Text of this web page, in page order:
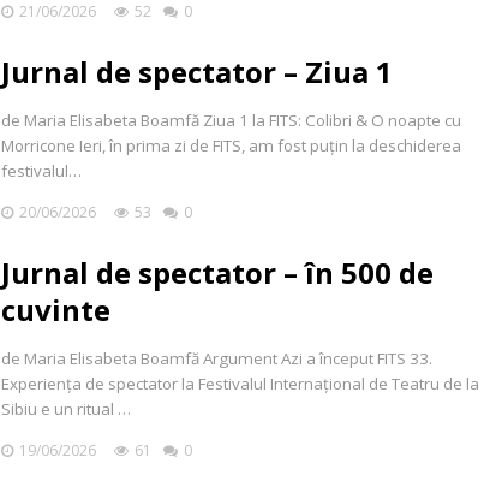
21/06/2026 52 0
Jurnal de spectator – Ziua 1
de Maria Elisabeta Boamfă Ziua 1 la FITS: Colibri & O noapte cu
Morricone Ieri, în prima zi de FITS, am fost puțin la deschiderea
festivalul…
20/06/2026 53 0
Jurnal de spectator – în 500 de
cuvinte
de Maria Elisabeta Boamfă Argument Azi a început FITS 33.
Experiența de spectator la Festivalul Internațional de Teatru de la
Sibiu e un ritual …
19/06/2026 61 0